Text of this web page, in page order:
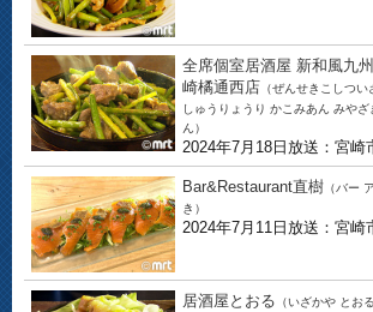
全席個室居酒屋 新和風九
崎橘通西店 （ぜんせきこしつ
しゅうりょうり かこみあん みや
ん）
2024年7月18日放送：宮崎
Bar&Restaurant直樹 （バー
き）
2024年7月11日放送：宮崎
居酒屋とおる （いざかや とおる